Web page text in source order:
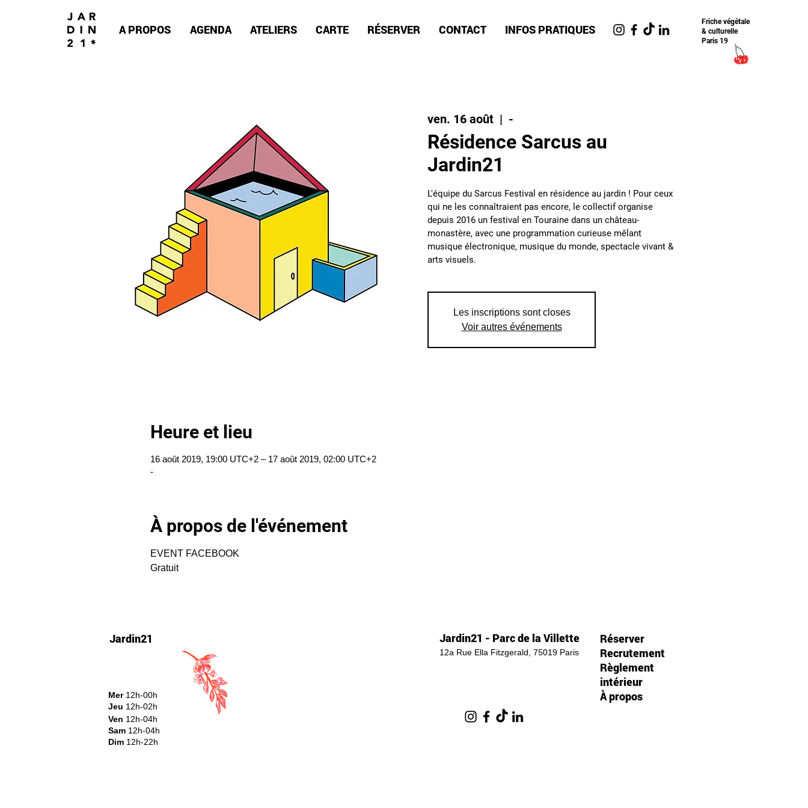
A PROPOS AGENDA ATELIERS CARTE RÉSERVER CONTACT INFOS PRATIQUES
Friche​ végétale
& culturelle
Paris 19
ven. 16 août
  |
-
Résidence Sarcus au
Jardin21
L'équipe du Sarcus Festival en résidence au jardin ! Pour ceux
qui ne les connaîtraient pas encore, le collectif organise
depuis 2016 un festival en Touraine dans un château-
monastère, avec une programmation curieuse mêlant
musique électronique, musique du monde, spectacle vivant &
Les inscriptions sont closes
Voir autres événements
Heure et lieu
16 août 2019, 19:00 UTC+2 – 17 août 2019, 02:00 UTC+2
-
À propos de l'événement
EVENT FACEBOOK
Gratuit
Jardin21
Mer12h-00h
Jeu 12h-02h
Ven 12h-04h
Sam 12h-04h
Dim 12h-22h​
Jardin21 - Parc de la Villette
12a Rue Ella Fitzgerald, 75019 Paris
Réserver
Recrutement
Règlement
intérieur
À propos